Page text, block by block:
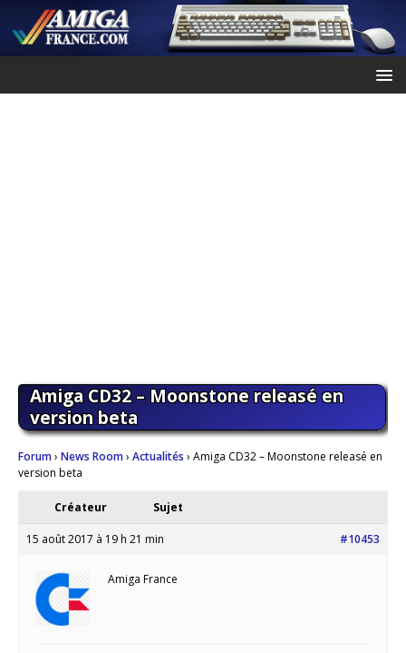
Amiga CD32 – Moonstone releasé en
version beta
Forum› News Room› Actualités › Amiga CD32 – Moonstone releasé en
version beta
Créateur Sujet
15 août 2017 à 19 h 21 min #10453
Amiga France